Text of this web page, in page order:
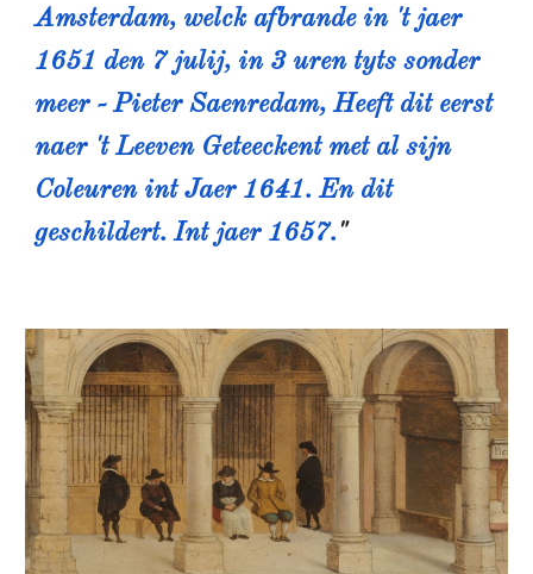
Amsterdam, welck afbrande in 't jaer
1651 den 7 julij, in 3 uren tyts sonder
meer - Pieter Saenredam, Heeft dit eerst
naer 't Leeven Geteeckent met al sijn
Coleuren int Jaer 1641. En dit
geschildert. Int jaer 1657. "